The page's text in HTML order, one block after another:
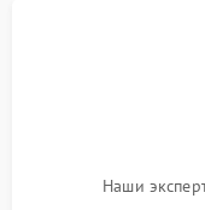
Наши